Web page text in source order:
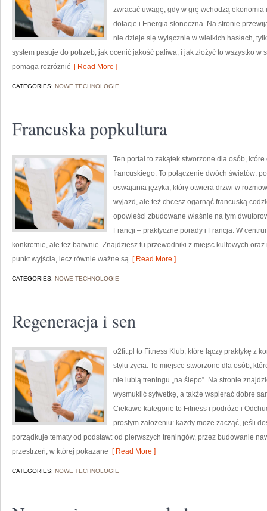
zwracać uwagę, gdy w grę wchodzą
dotacje i Energia słoneczna. Na stronie
nie dzieje się wyłącznie w wielkich hasłach,
system pasuje do potrzeb, jak ocenić jakość paliwa, i jak złożyć to wszystko w
pomaga rozróżnić [ Read More ]
CATEGORIES: NOWE TECHNOLOGIE
Francuska popkultura
Ten portal to zakątek stworzone dla osób,
francuskiego. To połączenie dwóch światów:
oswajania języka, który otwiera drzwi w
wyjazd, ale też chcesz ogarnąć francuską
opowieści zbudowane właśnie na tym
Francji – praktyczne porady i Francja. W
konkretnie, ale też barwnie. Znajdziesz tu przewodniki z miejsc kultowych
punkt wyjścia, lecz równie ważne są [ Read More ]
CATEGORIES: NOWE TECHNOLOGIE
Regeneracja i sen
o2fit.pl to Fitness Klub, które łączy praktykę z
stylu życia. To miejsce stworzone dla osób,
nie lubią treningu „na ślepo”. Na stronie
wysmuklić sylwetkę, a także wspierać dobre
Ciekawe kategorie to Fitness i podróże i
prostym założeniu: każdy może zacząć, jeśli
porządkuje tematy od podstaw: od pierwszych treningów, przez budowanie
przestrzeń, w której pokazane [ Read More ]
CATEGORIES: NOWE TECHNOLOGIE